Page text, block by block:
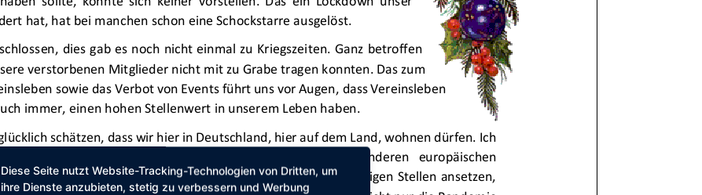
Diese Seite nutzt Website-Tracking-Technologien von Dritten, um
ihre Dienste anzubieten, stetig zu verbessern und Werbung